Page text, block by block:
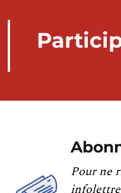
Pour ne
infolettre